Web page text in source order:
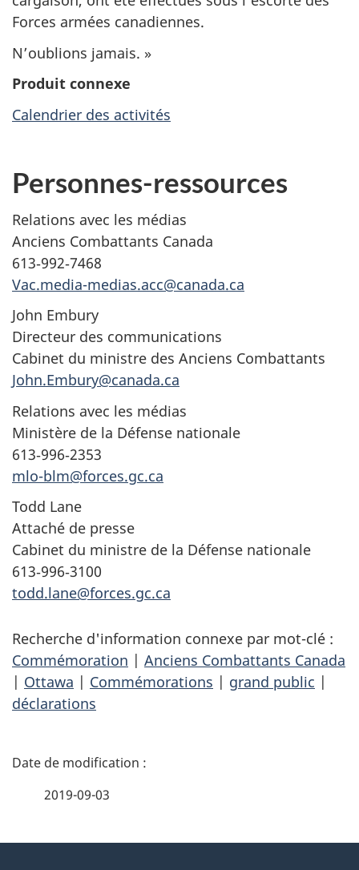
Forces armées canadiennes.
N’oublions jamais. »
Produit connexe
Calendrier des activités
Personnes-ressources
Relations avec les médias
Anciens Combattants Canada
613‑992‑7468
Vac.media-medias.acc@canada.ca
John Embury
Directeur des communications
Cabinet du ministre des Anciens Combattants
John.Embury@canada.ca
Relations avec les médias
Ministère de la Défense nationale
613‑996‑2353
mlo-blm@forces.gc.ca
Todd Lane
Attaché de presse
Cabinet du ministre de la Défense nationale
613‑996‑3100
todd.lane@forces.gc.ca
Recherche d'information connexe par mot-clé :
Commémoration | Anciens Combattants Canada
| Ottawa | Commémorations | grand public |
déclarations
D
2019-09-03